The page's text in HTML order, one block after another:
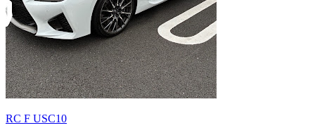
RC F USC10